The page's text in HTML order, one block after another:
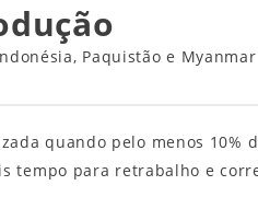
Paquistão e Myanmar
quando pelo menos 10%
para retrabalho e